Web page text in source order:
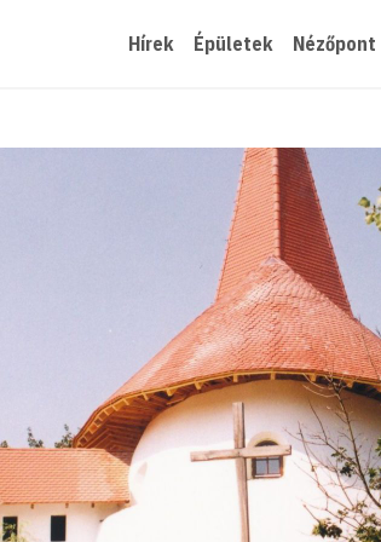
Hírek Épületek Nézőpont